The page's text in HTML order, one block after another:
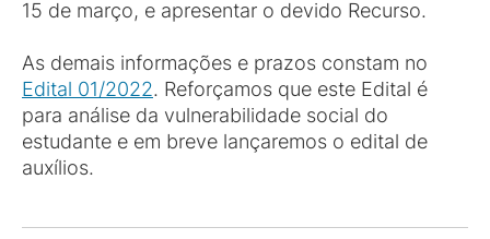
15 de março, e apresentar o devido Recurso.
As demais informações e prazos constam no
Edital 01/2022. Reforçamos que este Edital é
para análise da vulnerabilidade social do
estudante e em breve lançaremos o edital de
auxílios.